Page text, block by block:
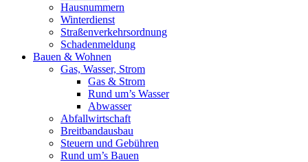
Hausnummern
Winterdienst
Straßenverkehrsordnung
Schadenmeldung
Bauen & Wohnen
Gas, Wasser, Strom
Gas & Strom
Rund um’s Wasser
Abwasser
Abfallwirtschaft
Breitbandausbau
Steuern und Gebühren
Rund um’s Bauen